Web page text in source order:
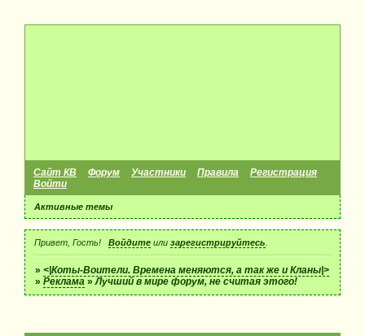
Сайт КВ Форум Участники Правила
Регистрация
Войти
Активные темы
Привет, Гость! Войдитеили зарегистрируйтесь
»<|Коты-Воители. Времена меняются, а так же и Кланы|>
»Реклама »Лучший в мире форум, не считая этого!